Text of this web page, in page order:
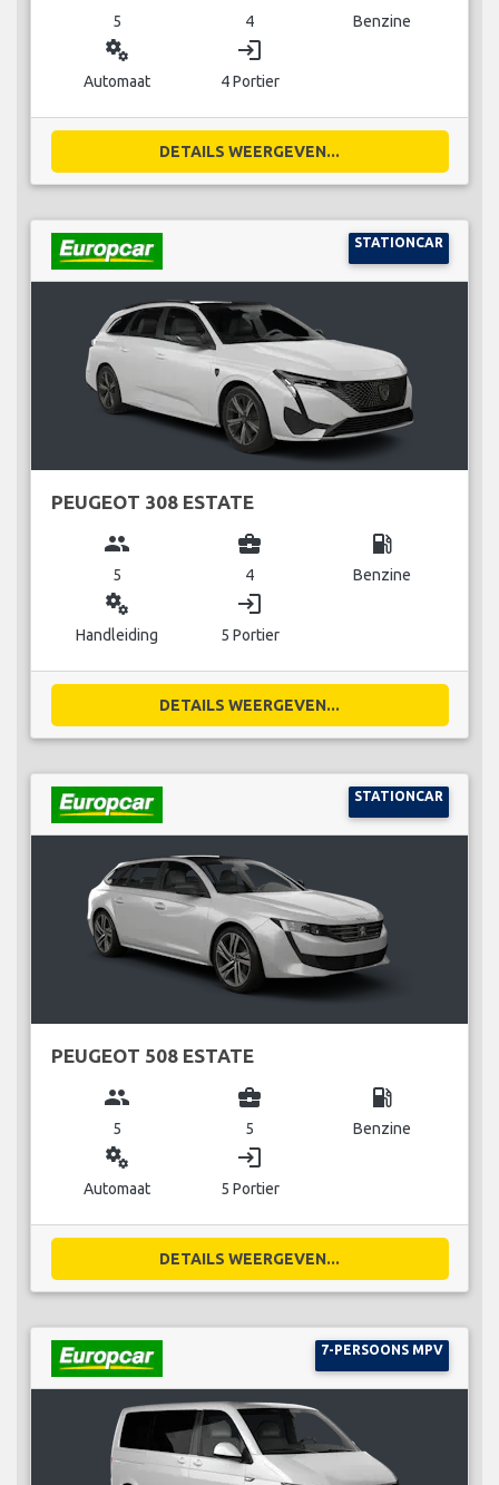
5 4 Benzine
miscellaneous_services
Automaat
login
4 Portier
DETAILS WEERGEVEN...
STATIONCAR
PEUGEOT 308 ESTATE
group
5
business_center
4
local_gas_station
Benzine
miscellaneous_services
Handleiding
login
5 Portier
DETAILS WEERGEVEN...
STATIONCAR
PEUGEOT 508 ESTATE
group
5
business_center
5
local_gas_station
Benzine
miscellaneous_services
Automaat
login
5 Portier
DETAILS WEERGEVEN...
7-PERSOONS MPV